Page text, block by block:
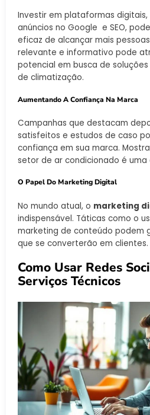
Investir em plataformas
anúncios no Google e SEO,
eficaz de alcançar mais
relevante e informativo pode
potencial em busca de
de climatização.
Aumentando A Confiança Na Marca
Campanhas que destacam
satisfeitos e estudos de caso
confiança em sua marca.
setor de ar condicionado é
O Papel Do Marketing Digital
No mundo atual, o marketing
indispensável. Táticas como o
marketing de conteúdo podem
que se converterão em clientes.
Como Usar Redes
Serviços Técnicos